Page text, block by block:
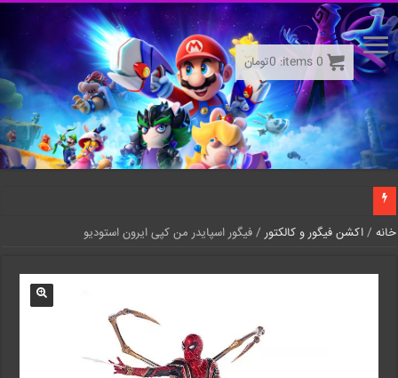
خانه /اکشن فیگور و کالکتور / فیگور اسپایدر من کپی ایرون استودیو
0
items:
0تومان